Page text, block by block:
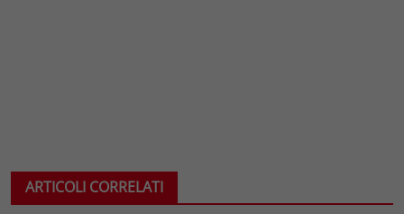
ARTICOLI CORRELATI